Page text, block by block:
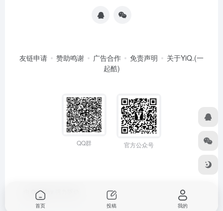
友链申请 赞助鸣谢 广告合作 免责声明
关于YiQ.(一
起酷)
QQ群 官方公众号
OneNav
首页 投稿 我的